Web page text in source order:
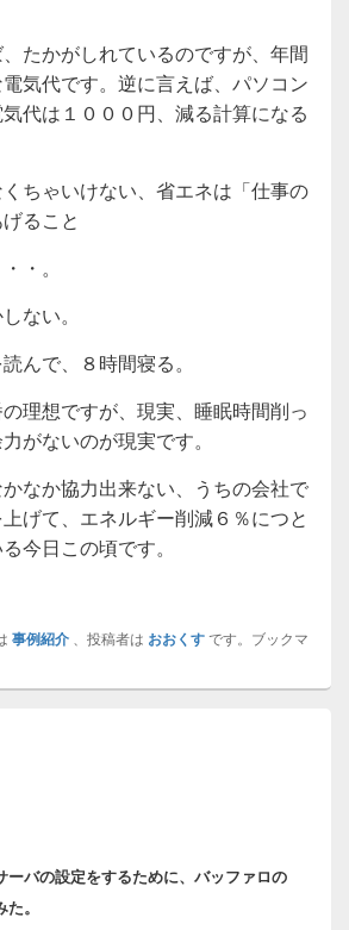
たかがしれているのですが、年間
気代です。逆に言えば、パソコン
代は１０００円、減る計算になる
ちゃいけない、省エネは「仕事の
ること
・。
ない。
んで、８時間寝る。
理想ですが、現実、睡眠時間削っ
がないのが現実です。
なか協力出来ない、うちの会社で
げて、エネルギー削減６％につと
今日この頃です。
事例紹介 、投稿者は おおくすです。ブックマ
ーバの設定をするために、バッファロの
。